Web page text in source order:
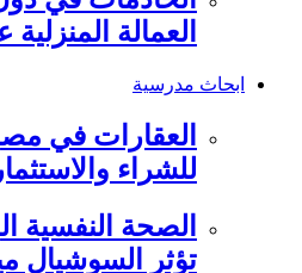
العمالة
ابحاث مدرسية
للشراء
تؤثر السوشيال